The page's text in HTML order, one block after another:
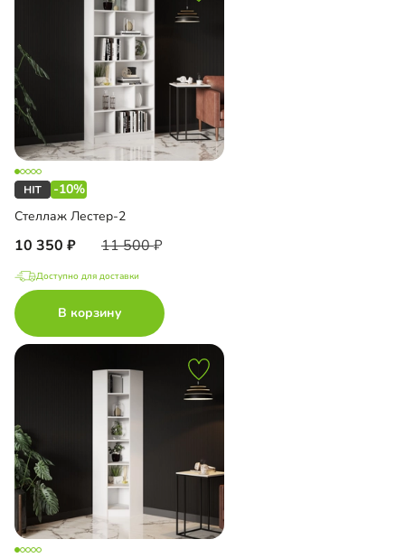
-10%
Стеллаж Лестер-2
10 350 11 500
Доступно для доставки
В корзину